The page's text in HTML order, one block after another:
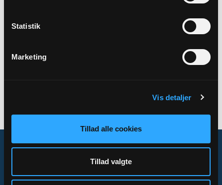
Statistik
Marketing
Vis detaljer
Tillad alle cookies
Tillad valgte
På grund af vakance henvises til